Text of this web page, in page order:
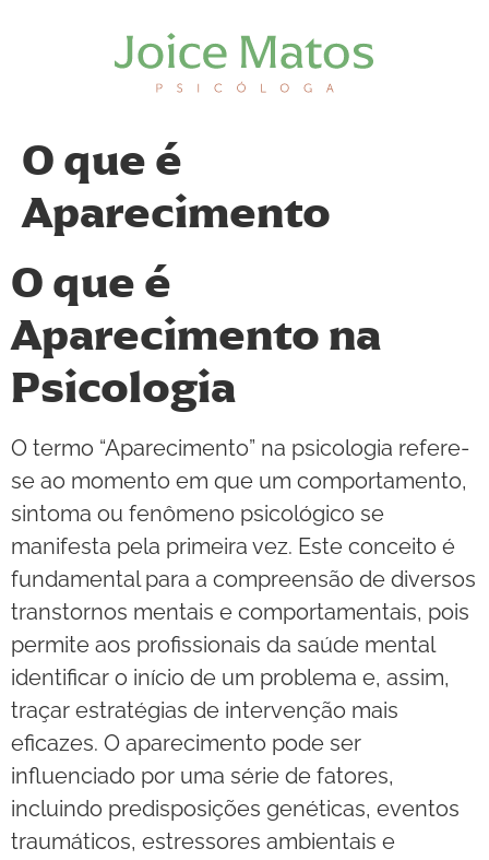
O que é
Aparecimento
O que é
Aparecimento na
Psicologia
O termo “Aparecimento” na psicologia refere-
se ao momento em que um comportamento,
sintoma ou fenômeno psicológico se
manifesta pela primeira vez. Este conceito é
fundamental para a compreensão de diversos
transtornos mentais e comportamentais, pois
permite aos profissionais da saúde mental
identificar o início de um problema e, assim,
traçar estratégias de intervenção mais
eficazes. O aparecimento pode ser
influenciado por uma série de fatores,
incluindo predisposições genéticas, eventos
traumáticos, estressores ambientais e